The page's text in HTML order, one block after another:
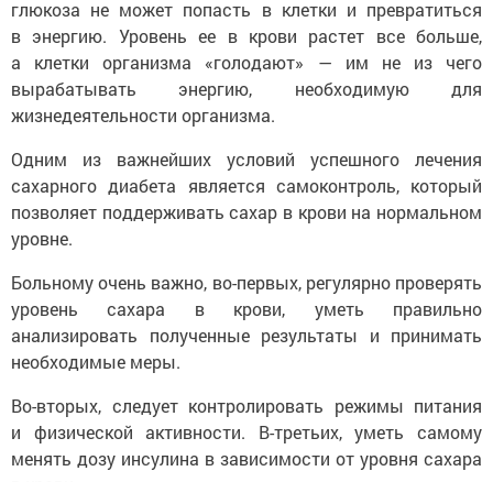
в энергию. Уровень ее в крови растет все больше,
а клетки организма «голодают» — им не из чего
вырабатывать энергию, необходимую для
жизнедеятельности организма.
сахарного диабета является самоконтроль, который
позволяет поддерживать сахар в крови на нормальном
уровне.
уровень сахара в крови, уметь правильно
анализировать полученные результаты и принимать
необходимые меры.
и физической активности. В-третьих, уметь самому
менять дозу инсулина в зависимости от уровня сахара
в крови.